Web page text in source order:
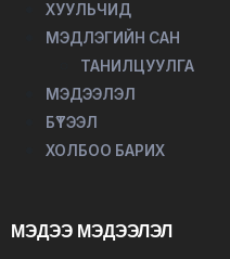
ХУУЛЬЧИД
МЭДЛЭГИЙН САН
ТАНИЛЦУУЛГА
МЭДЭЭЛЭЛ
БҮТЭЭЛ
ХОЛБОО БАРИХ
МЭДЭЭ МЭДЭЭЛЭЛ